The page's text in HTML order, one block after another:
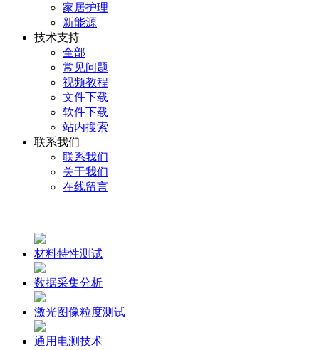
家居护理
新能源
技术支持
全部
常见问题
视频教程
文件下载
软件下载
站内搜索
联系我们
联系我们
关于我们
在线留言
材料特性测试
数据采集分析
激光图像粒度测试
通用电测技术